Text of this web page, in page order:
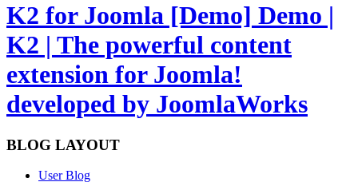
K2 for Joomla [Demo] Demo |
K2 | The powerful content
extension for Joomla!
developed by JoomlaWorks
BLOG LAYOUT
User Blog